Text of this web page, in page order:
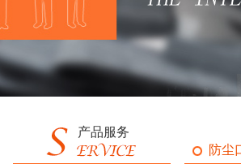
产品服务
防尘